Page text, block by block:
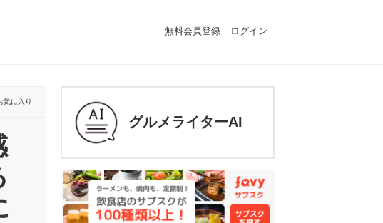
無料会員登録 ログイン
気に入り
グルメライターAI